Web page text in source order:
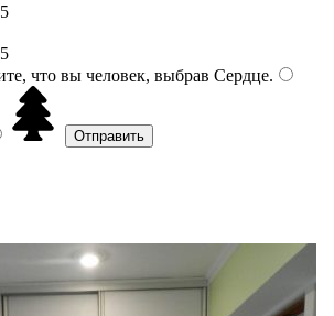
5
5
что вы человек, выбрав Сердце.